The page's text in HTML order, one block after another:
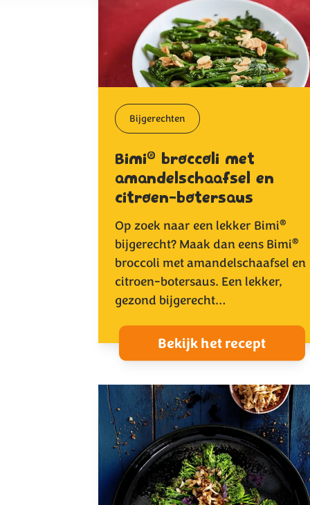
Bijgerechten
Bimi® broccoli met
amandelschaafsel en
citroen-botersaus
Op zoek naar een lekker Bimi®
bijgerecht? Maak dan eens Bimi®
broccoli met amandelschaafsel en
citroen-botersaus. Een lekker,
gezond bijgerecht…
Bekijk het recept